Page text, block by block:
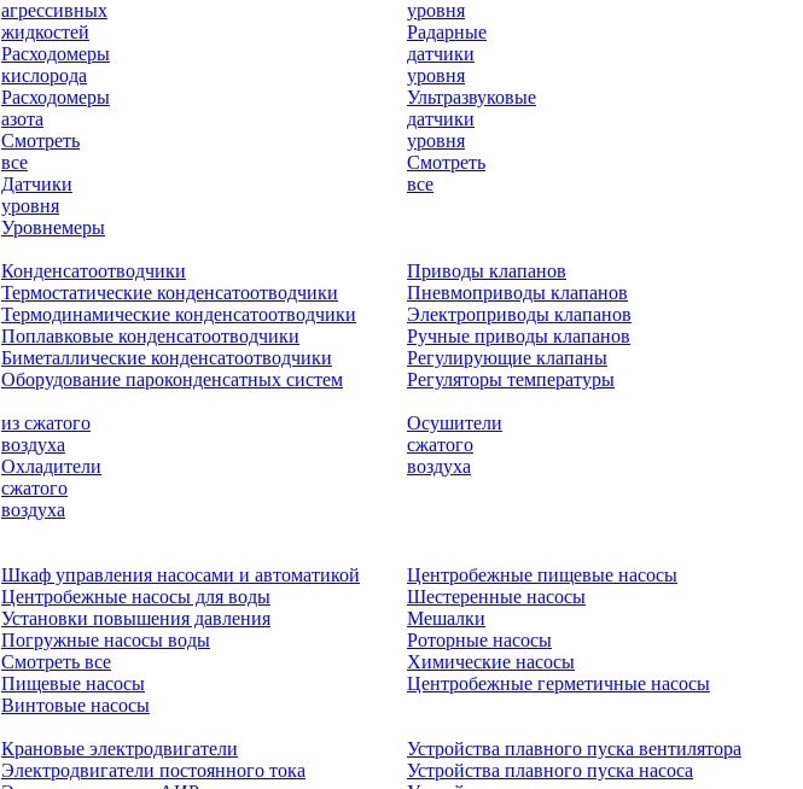
агрессивных
жидкостей
Расходомеры
кислорода
Расходомеры
азота
Смотреть
все
Датчики
уровня
Уровнемеры
уровня
Радарные
датчики
уровня
Ультразвуковые
датчики
уровня
Смотреть
все
Конденсатоотводчики
Термостатические конденсатоотводчики
Термодинамические конденсатоотводчики
Поплавковые конденсатоотводчики
Биметаллические конденсатоотводчики
Оборудование пароконденсатных систем
Приводы клапанов
Пневмоприводы клапанов
Электроприводы клапанов
Ручные приводы клапанов
Регулирующие клапаны
Регуляторы температуры
из сжатого
воздуха
Охладители
сжатого
воздуха
Осушители
сжатого
воздуха
Шкаф управления насосами и автоматикой
Центробежные насосы для воды
Установки повышения давления
Погружные насосы воды
Смотреть все
Пищевые насосы
Винтовые насосы
Центробежные пищевые насосы
Шестеренные насосы
Мешалки
Роторные насосы
Химические насосы
Центробежные герметичные насосы
Крановые электродвигатели
Электродвигатели постоянного тока
Устройства плавного пуска вентилятора
Устройства плавного пуска насоса